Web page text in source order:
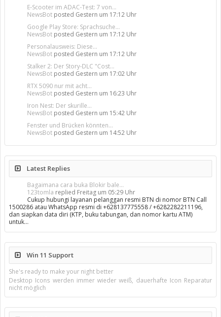
E-Scooter im ADAC-Test: 7 von...
NewsBot posted Gestern um 17:12 Uhr
Google Play Store: Sprachsuche...
NewsBot posted Gestern um 17:12 Uhr
Personalausweis: Diese...
NewsBot posted Gestern um 17:12 Uhr
Stalker 2: Der Story-DLC "Cost...
NewsBot posted Gestern um 17:02 Uhr
RTX 5090 nur mit acht...
NewsBot posted Gestern um 16:23 Uhr
Iron Nest: Der skurille...
NewsBot posted Gestern um 15:42 Uhr
Fenster und Brücken könnten...
NewsBot posted Gestern um 14:52 Uhr
Latest Replies
Bagaimana cara buka Blokir bale...
123tomla replied Freitag um 05:29 Uhr
Cukup hubungi layanan pelanggan resmi BTN di nomor BTN Call
1500286 atau WhatsApp resmi di +628137775558 / +6282282211196,
dan siapkan data diri (KTP, buku tabungan, dan nomor kartu ATM)
untuk…
Win 11 Support
She's ready to make your night better
Desktop Icons werden immer wieder weiß, dauerhafte Icon Reparatur
nicht möglich